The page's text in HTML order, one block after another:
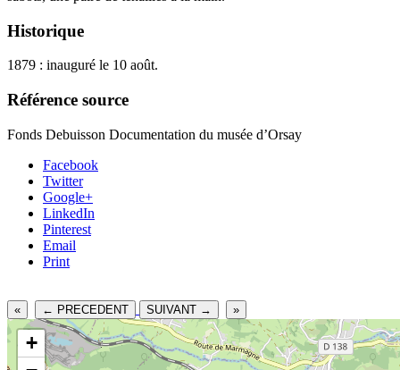
Historique
1879 : inauguré le 10 août.
Référence source
Fonds Debuisson Documentation du musée d’Orsay
Facebook
Twitter
Google+
LinkedIn
Pinterest
Email
Print
« ← PRECEDENT SUIVANT → »
+